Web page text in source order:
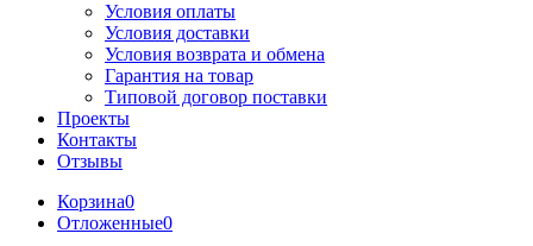
Условия оплаты
Условия доставки
Условия возврата и обмена
Гарантия на товар
Типовой договор поставки
Проекты
Контакты
Отзывы
Корзина0
Отложенные0